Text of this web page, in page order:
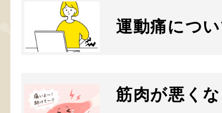
運動痛につ
筋肉が悪く